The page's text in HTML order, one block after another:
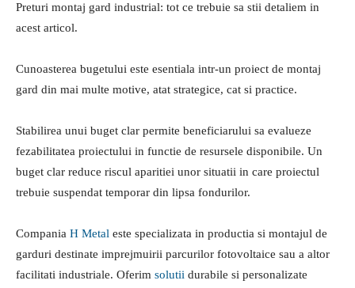
Preturi montaj gard industrial: tot ce trebuie sa stii detaliem in
acest articol.
Cunoasterea bugetului este esentiala intr-un proiect de montaj
gard din mai multe motive, atat strategice, cat si practice.
Stabilirea unui buget clar permite beneficiarului sa evalueze
fezabilitatea proiectului in functie de resursele disponibile. Un
buget clar reduce riscul aparitiei unor situatii in care proiectul
trebuie suspendat temporar din lipsa fondurilor.
Compania H Metal este specializata in productia si montajul de
garduri destinate imprejmuirii parcurilor fotovoltaice sau a altor
facilitati industriale. Oferim solutii durabile si personalizate